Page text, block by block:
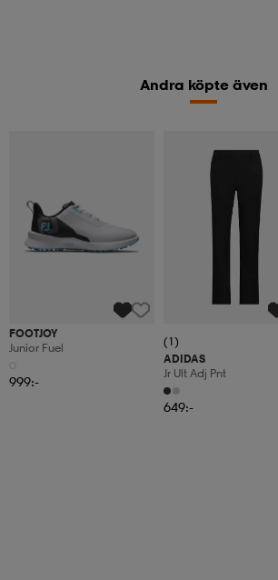
Andra köpte även
FOOTJOY
Junior Fuel
999:-
(1)
ADIDAS
Jr Ult Adj Pnt
649:-